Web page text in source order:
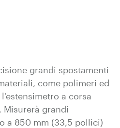
grandi spostamenti
come polimeri ed
a corsa
Misurerà grandi
a 850 mm (33,5 pollici)